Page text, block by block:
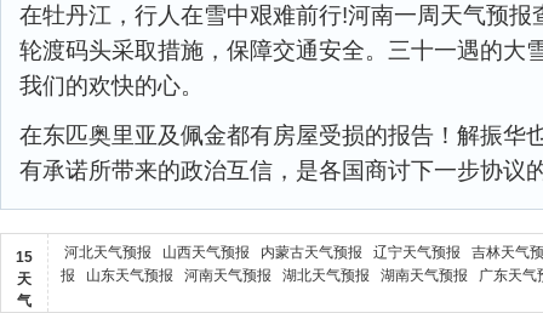
在牡丹江，行人在雪中艰难前行!河南一周天气预
轮渡码头采取措施，保障交通安全。三十一遇的大
我们的欢快的心。
在东匹奥里亚及佩金都有房屋受损的报告！解振华
有承诺所带来的政治互信，是各国商讨下一步协议
15
天
气
河北天气预报 山西天气预报 内蒙古天气预报 辽宁天气预报
吉林天气
报
山东天气预报 河南天气预报 湖北天气预报 湖南天气预报 广东天气